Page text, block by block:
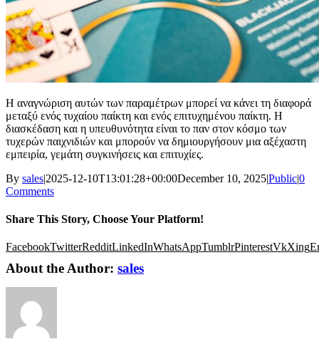
Η αναγνώριση αυτών των παραμέτρων μπορεί να κάνει τη διαφορά
μεταξύ ενός τυχαίου παίκτη και ενός επιτυχημένου παίκτη. Η
διασκέδαση και η υπευθυνότητα είναι το παν στον κόσμο των
τυχερών παιχνιδιών και μπορούν να δημιουργήσουν μια αξέχαστη
εμπειρία, γεμάτη συγκινήσεις και επιτυχίες.
By sales|2025-12-10T13:01:28+00:00December 10, 2025|Public|0
Comments
Share This Story, Choose Your Platform!
FacebookTwitterRedditLinkedInWhatsAppTumblrPinterestVkXing
About the Author: sales